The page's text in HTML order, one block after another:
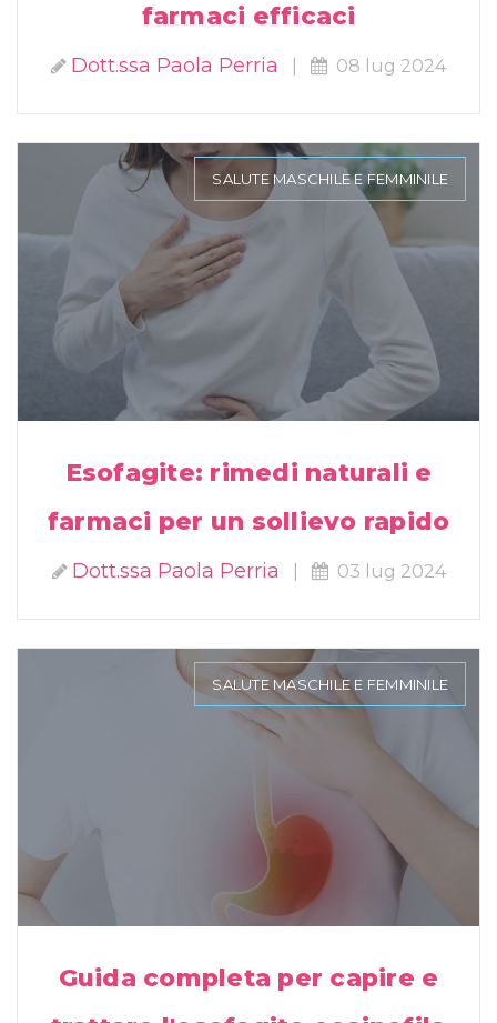
farmaci efficaci
Dott.ssa Paola Perria 08 lug 2024
SALUTE MASCHILE E FEMMINILE
Esofagite: rimedi naturali e
farmaci per un sollievo rapido
Dott.ssa Paola Perria 03 lug 2024
SALUTE MASCHILE E FEMMINILE
Guida completa per capire e